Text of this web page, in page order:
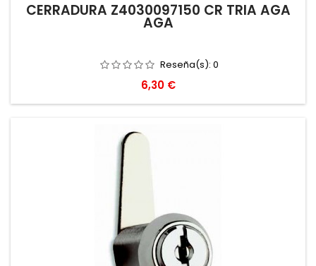
CERRADURA Z4030097150 CR TRIA AGA
AGA
Reseña(s): 0
Precio
6,30 €